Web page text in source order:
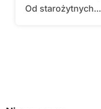
Od starożytnych...